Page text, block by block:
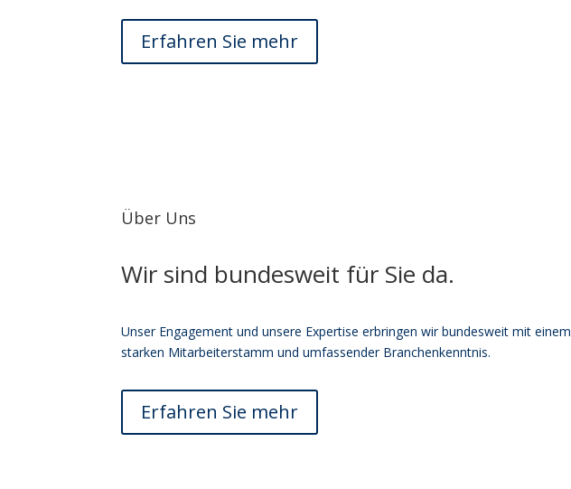
Erfahren Sie mehr
Über Uns
Wir sind bundesweit für Sie da.
Unser Engagement und unsere Expertise erbringen wir bundesweit mit einem
starken Mitarbeiterstamm und umfassender Branchenkenntnis.
Erfahren Sie mehr